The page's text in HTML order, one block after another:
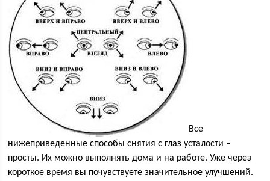
Все
нижеприведенные способы снятия с глаз усталости –
просты. Их можно выполнять дома и на работе. Уже через
короткое время вы почувствуете значительное улучшений.